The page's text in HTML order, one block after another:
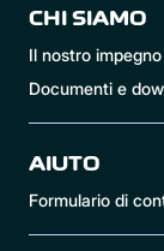
CHI SIAMO
Il nostro impegno
Documenti e
AIUTO
Formulario di